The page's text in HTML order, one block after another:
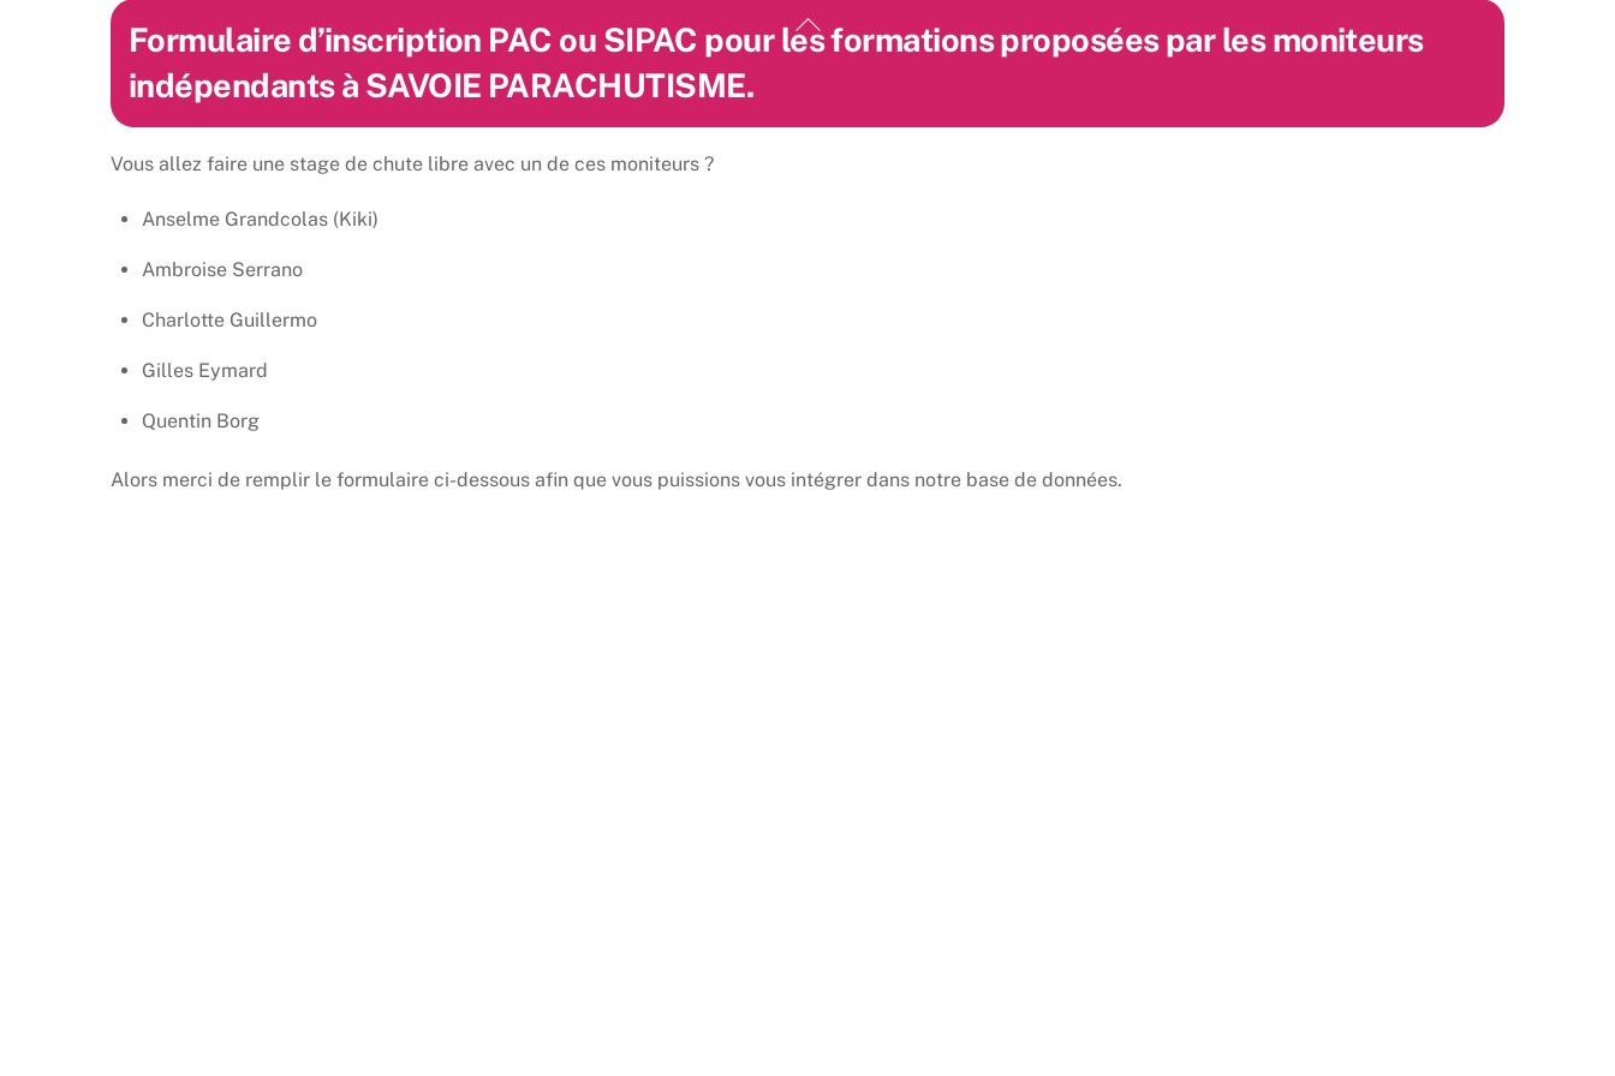
Formulaire d’inscription PAC ou SIPAC pour les formations proposées par les moniteurs
indépendants à SAVOIE PARACHUTISME.
Vous allez faire une stage de chute libre avec un de ces moniteurs ?
Anselme Grandcolas (Kiki)
Ambroise Serrano
Charlotte Guillermo
Gilles Eymard
Quentin Borg
Alors merci de remplir le formulaire ci-dessous afin que vous puissions vous intégrer dans notre base de données.
Back
To